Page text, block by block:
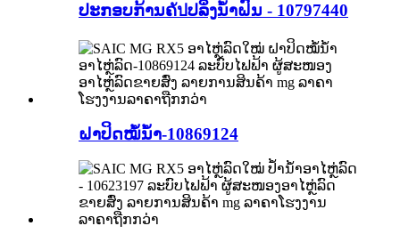
ປະກອບກ້ານຄัปປລິ່ງນໍ້າຝົນ - 10797440
ຝາປິດໝໍ້ນ້ຳ-10869124